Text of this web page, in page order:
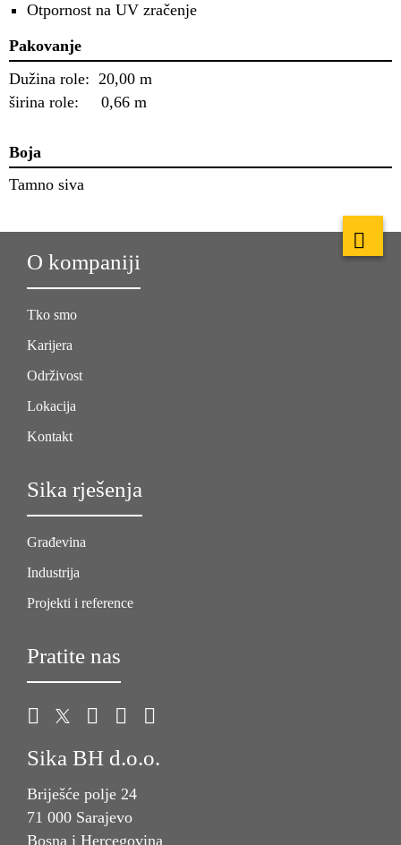
Otpornost na UV zračenje
Pakovanje
Dužina role: 20,00 m
širina role: 0,66 m
Boja
Tamno siva
O kompaniji
Tko smo
Karijera
Održivost
Lokacija
Kontakt
Sika rješenja
Građevina
Industrija
Projekti i reference
Pratite nas
Sika BH d.o.o.
Briješće polje 24
71 000 Sarajevo
Bosna i Hercegovina